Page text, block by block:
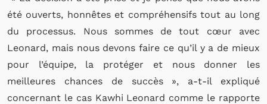
été ouverts, honnêtes et compréhensifs tout au long
du processus. Nous sommes de tout cœur avec
Leonard, mais nous devons faire ce qu’il y a de mieux
pour l’équipe, la protéger et nous donner les
meilleures chances de succès », a-t-il expliqué
concernant le cas Kawhi Leonard comme le rapporte